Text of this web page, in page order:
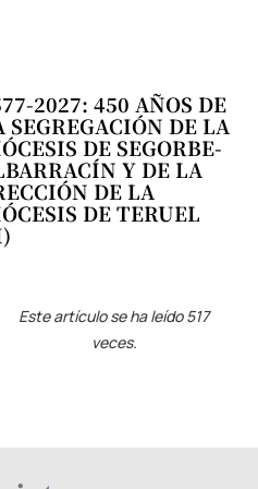
2027: 450 AÑOS DE
SEGREGACIÓN DE LA
DE SEGORBE-
Y DE LA
DE LA
DE TERUEL
Este artículo se ha leído 517
veces.